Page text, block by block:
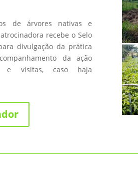
de árvores nativas e
recebe o Selo
divulgação da prática
da ação
e visitas, caso haja